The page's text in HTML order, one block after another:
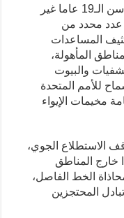
الإسرائيليين من النساء والأطفال (دون سن الـ19 عاما غير
عدد محدد من
المساعدات
المأهولة،
والبيوت
للأمم المتحدة
مخيمات الإيواء
الاستطلاع الجوي،
خارج المناطق
الخط الفاصل،
المحتجزين